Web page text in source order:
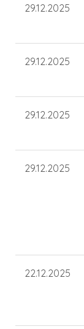
29.12.2025
29.12.2025
29.12.2025
29.12.2025
22.12.2025